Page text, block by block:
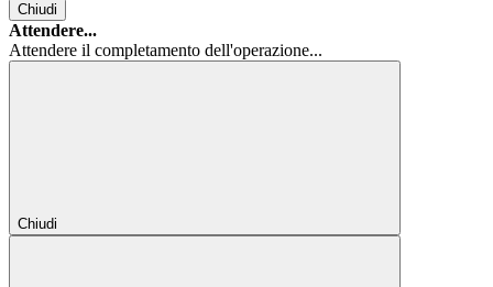
Chiudi
Attendere...
Attendere il completamento dell'operazione...
Chiudi